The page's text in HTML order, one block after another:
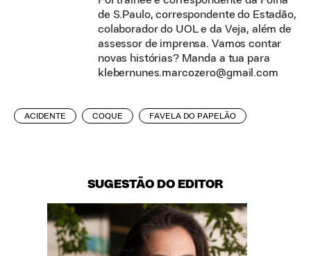
de S.Paulo, correspondente do Estadão,
colaborador do UOL e da Veja, além de
assessor de imprensa. Vamos contar
novas histórias? Manda a tua para
klebernunes.marcozero@gmail.com
ACIDENTE COQUE FAVELA DO PAPELÃO
SUGESTÃO DO EDITOR